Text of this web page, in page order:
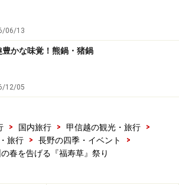
06/13
豊かな味覚！熊鍋・猪鍋
12/05
> 国内旅行 > 甲信越の観光・旅行
>
旅行
> 長野の四季・イベント
>
春を告げる『福寿草』祭り